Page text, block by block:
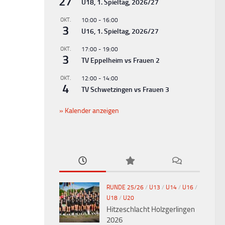
U18, 1. Spieltag, 2026/27
OKT.
3
10:00 - 16:00
U16, 1. Spieltag, 2026/27
OKT.
3
17:00 - 19:00
TV Eppelheim vs Frauen 2
OKT.
4
12:00 - 14:00
TV Schwetzingen vs Frauen 3
Kalender anzeigen
RUNDE 25/26 / U13 / U14 / U16 /
U18 / U20
Hitzeschlacht Holzgerlingen
2026